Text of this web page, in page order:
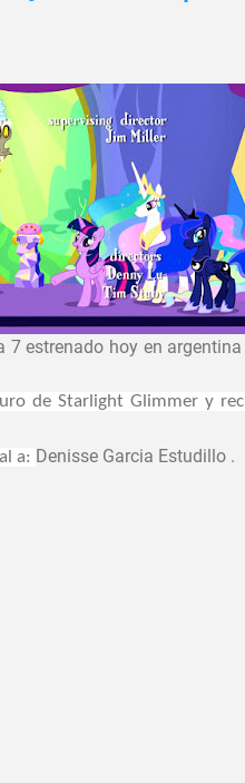
estrenado hoy en
de Starlight Glimmer y
a: Denisse Garcia Estudillo .